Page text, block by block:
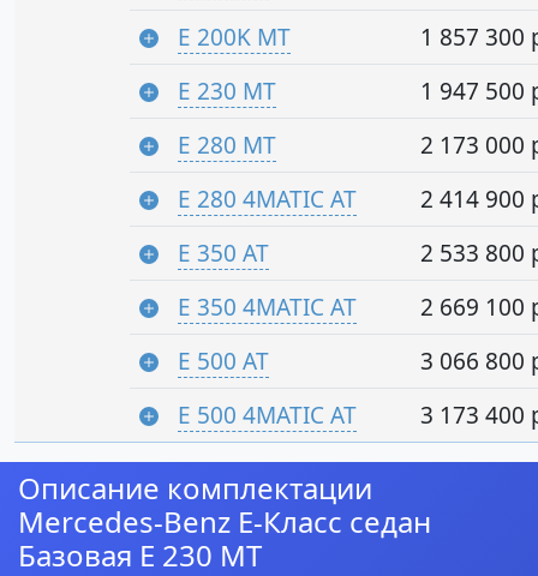
E 200K MT
1 857 300
E 230 MT
1 947 500
E 280 MT
2 173 000
E 280 4MATIC AT
2 414 900
E 350 AT
2 533 800
E 350 4MATIC AT
2 669 100
E 500 AT
3 066 800
E 500 4MATIC AT
3 173 400
Описание комплектации
Mercedes-Benz E-Класс седан
Базовая E 230 MT